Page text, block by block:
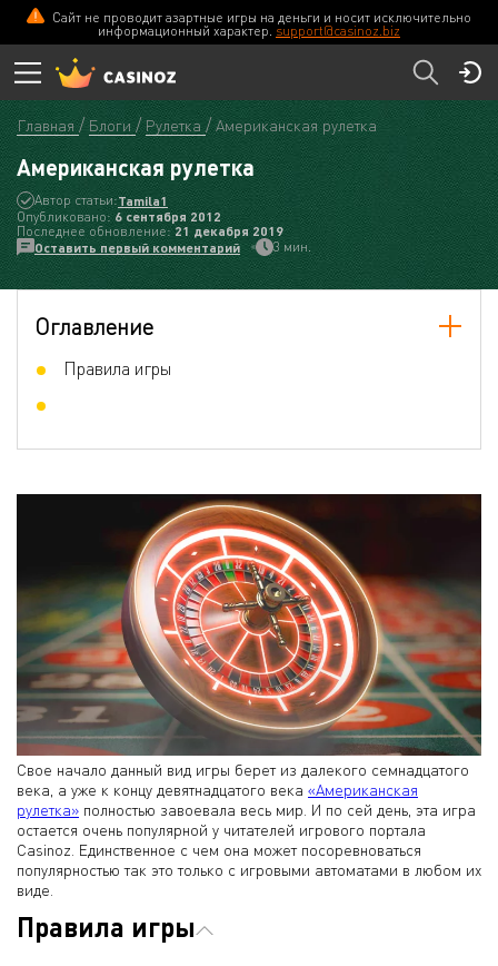
Сайт не проводит азартные игры на деньги и носит исключительно
информационный характер. support@casinoz.biz
Главная Блоги Рулетка Американская рулетка
Американская рулетка
Автор статьи:Tamila1
Опубликовано:6 сентября 2012
Последнее обновление:21 декабря 2019
Оставить первый комментарий
3 мин.
Оглавление
Правила игры
Свое начало данный вид игры берет из далекого семнадцатого
века, а уже к концу девятнадцатого века «Американская
рулетка» полностью завоевала весь мир. И по сей день, эта игра
остается очень популярной у читателей игрового портала
Casinoz. Единственное с чем она может посоревноваться
популярностью так это только с игровыми автоматами в любом их
виде.
Правила игры